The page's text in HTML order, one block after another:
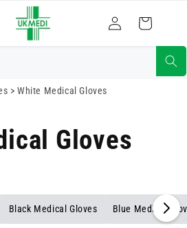
Accedi Carrello
>White Medical Gloves
Gloves
Black Medical Gloves Blue Medical